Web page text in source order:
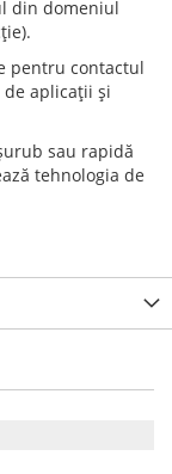
din domeniul
pentru contactul
de aplicaţii şi
sau rapidă
tehnologia de